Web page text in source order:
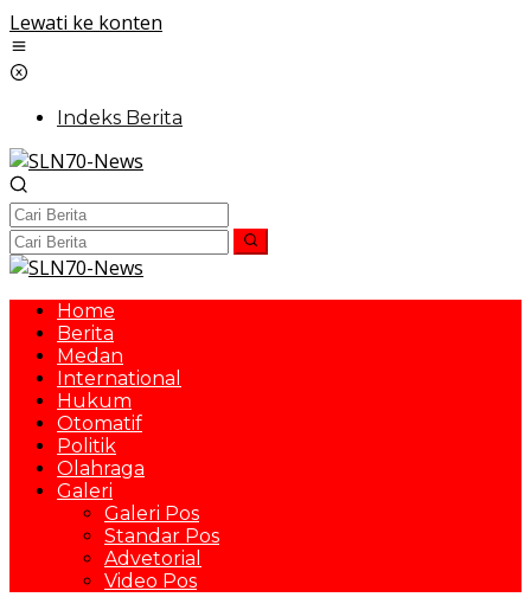
Lewati ke konten
Indeks Berita
Home
Berita
Medan
International
Hukum
Otomatif
Politik
Olahraga
Galeri
Galeri Pos
Standar Pos
Advetorial
Video Pos